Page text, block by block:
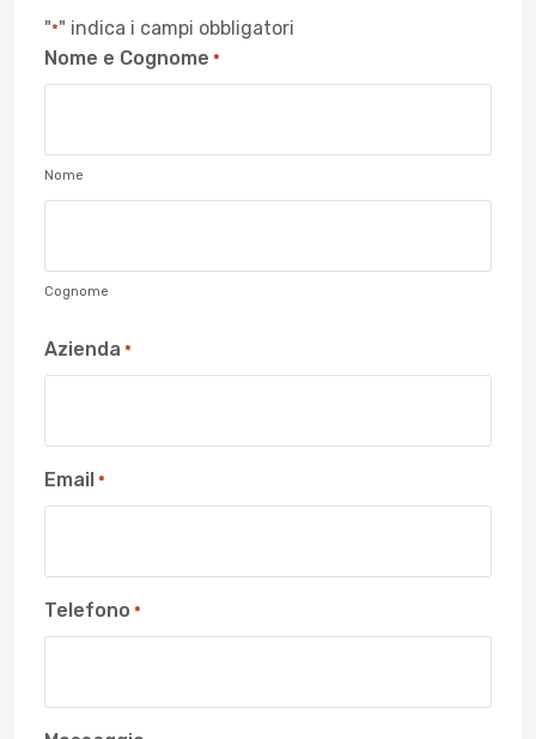
"*" indica i campi obbligatori
Nome e Cognome *
Nome
Cognome
Azienda *
Email *
Telefono *